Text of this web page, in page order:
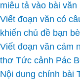
miêu tả vào bài
Viết đoạn văn có
khiến chủ đề bạn bè
Viết đoạn văn cảm
thơ Tức cảnh Pác
Nội dung chính bài